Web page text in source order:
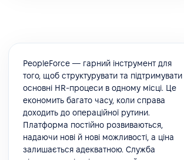
PeopleForce — гарний інструмент для
того, щоб структурувати та підтримувати
основні HR-процеси в одному місці. Це
економить багато часу, коли справа
доходить до операційної рутини.
Платформа постійно розвиваються,
надаючи нові й нові можливості, а ціна
залишається адекватною. Служба